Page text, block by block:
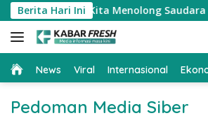
Skip
to
content
Berita Hari Ini
Sudahkah Kita Menolong Saudara
Home
News Viral Internasional
Pedoman Media Siber